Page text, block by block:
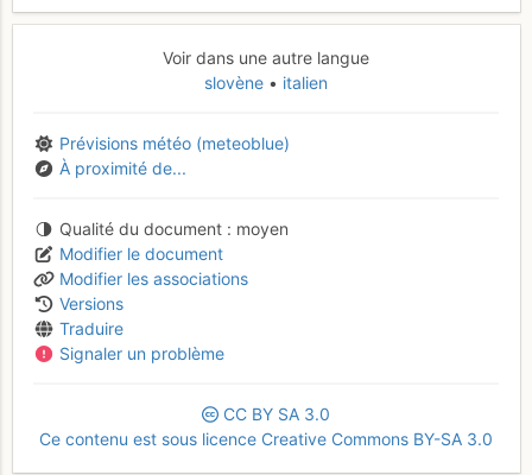
Voir dans une autre langue
slovène
italien
Prévisions météo (meteoblue)
À proximité de...
Qualité du document
moyen
Modifier le document
Modifier les associations
Versions
Traduire
Signaler un problème
CC BY SA 3.0
Ce contenu est sous licence Creative Commons BY-SA 3.0